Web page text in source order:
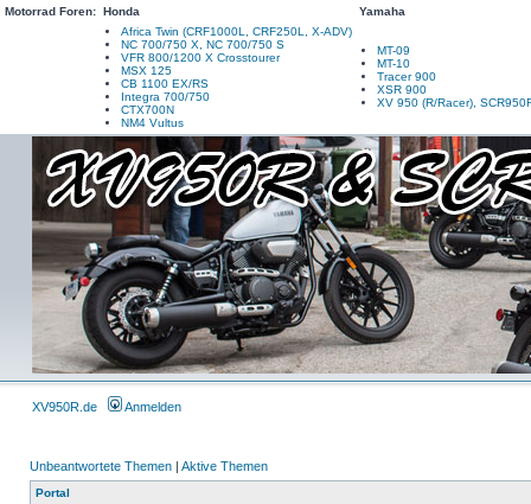
Motorrad Foren: Honda
Yamaha
Africa Twin (CRF1000L, CRF250L, X-ADV)
NC 700/750 X, NC 700/750 S
VFR 800/1200 X Crosstourer
MSX 125
CB 1100 EX/RS
Integra 700/750
CTX700N
NM4 Vultus
MT-09
MT-10
Tracer 900
XSR 900
XV 950 (R/Racer),
XV950R.de Anmelden
Unbeantwortete Themen | Aktive Themen
Portal